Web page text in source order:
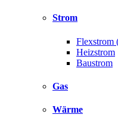
Strom
Flexstrom
Heizstrom
Baustrom
Gas
Wärme